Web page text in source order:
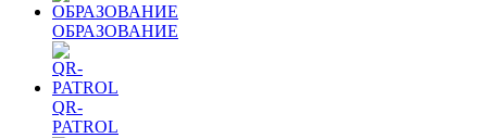
ОБРАЗОВАНИЕ
QR-
PATROL